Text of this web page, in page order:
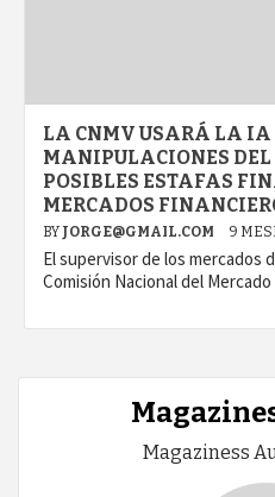
LA CNMV USARÁ LA IA
MANIPULACIONES DEL
POSIBLES ESTAFAS
MERCADOS
BY JORGE@GMAIL.COM 9
El supervisor de los mercados
Comisión Nacional del Mercado
Magaziness